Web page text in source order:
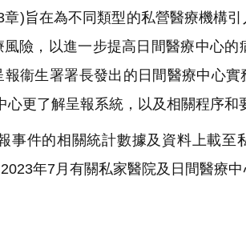
)旨在為不同類型的私營醫療機構引
險，以進一步提高日間醫療中心
衞生署署長發出的日間醫療中心
更了解呈報系統，以及相關程序和
件的相關統計數據及資料上載至
年7月有關私家醫院及日間醫療